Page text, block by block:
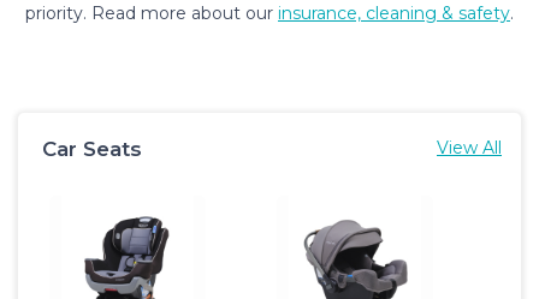
priority. Read more about our insurance, cleaning & safety.
Car Seats View All